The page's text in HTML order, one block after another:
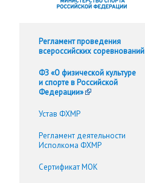
Регламент проведения
всероссийских соревнований
ФЗ «О физической культуре
и спорте в Российской
Федерации»
Устав ФХМР
Регламент деятельности
Исполкома ФХМР
Сертификат МОК